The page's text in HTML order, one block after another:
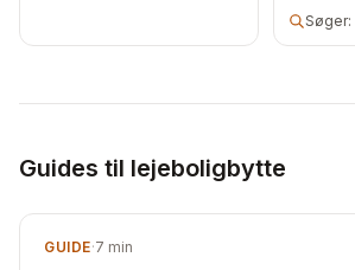
Søger:
Guides til lejeboligbytte
GUIDE·7 min